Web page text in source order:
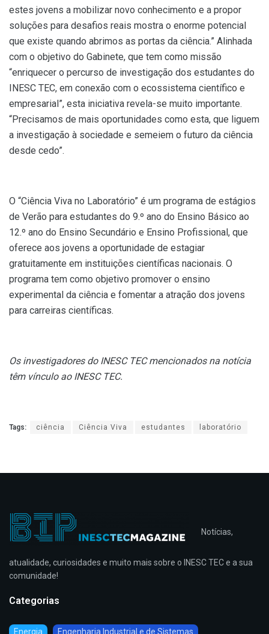
estes jovens a mobilizar novo conhecimento e a propor
soluções para desafios reais mostra o enorme potencial
que existe quando abrimos as portas da ciência.” Alinhada
com o objetivo do Gabinete, que tem como missão
“enriquecer o percurso de investigação dos estudantes do
INESC TEC, em conexão com o ecossistema científico e
empresarial”, esta iniciativa revela-se muito importante.
“Precisamos de mais oportunidades como esta, que liguem
a investigação à sociedade e semeiem o futuro da ciência
desde cedo”.
O “Ciência Viva no Laboratório” é um programa de estágios
de Verão para estudantes do 9.º ano do Ensino Básico ao
12.º ano do Ensino Secundário e Ensino Profissional, que
oferece aos jovens a oportunidade de estagiar
gratuitamente em instituições científicas nacionais. O
programa tem como objetivo promover o ensino
experimental da ciência e fomentar a atração dos jovens
para carreiras científicas.
Os investigadores do INESC TEC mencionados na notícia
têm vínculo ao INESC TEC.
Tags: ciência Ciência Viva estudantes laboratório
Notícias,
atualidade, curiosidades e muito mais sobre o INESC TEC e a sua
comunidade!
Categorias
Energia Engenharia Industrial e de Sistemas